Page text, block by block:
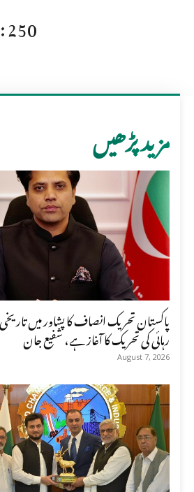
250
مزید پڑھیں
پاکستان تحریک انصاف کا پشاور میں
رہائی کی تحریک کا آغاز ہے، شفیع جان
August 7, 2026